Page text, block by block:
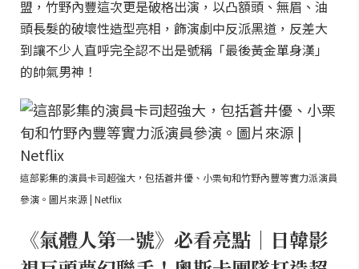
盟，竹野內豐這次更是破格出演，以凸額頭、無眉、油
頭長髮的破壞性造型亮相，飾演劇中反派黑道，反差大
到讓不少人直呼完全認不出是號稱「最後黃金單身漢」
的帥氣男神！
這部影集的演員卡司超強大，包括蒼井優、小栗旬和竹野內豐等實力派演員
參演。圖片來源 | Netflix
《氣體人第一號》必看亮點｜日韓影